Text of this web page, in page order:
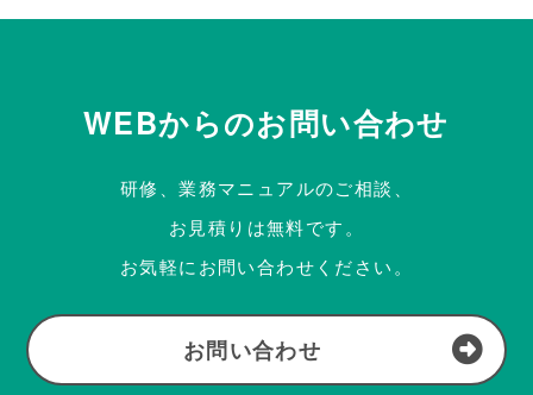
WEBからのお問い合わせ
研修、業務マニュアルのご相談、
お見積りは無料です。
お気軽にお問い合わせください。
お問い合わせ